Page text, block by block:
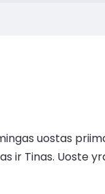
uostas
ir Tinas. Uoste